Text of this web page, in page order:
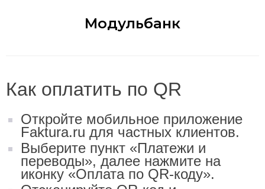
Модульбанк
Как оплатить по QR
Откройте мобильное приложение
Faktura.ru для частных клиентов.
Выберите пункт «Платежи и
переводы», далее нажмите на
иконку «Оплата по QR-коду».